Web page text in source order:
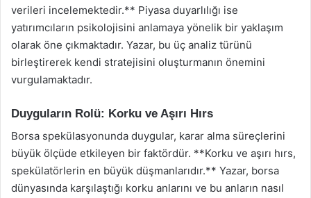
verileri incelemektedir.** Piyasa duyarlılığı ise
yatırımcıların psikolojisini anlamaya yönelik bir yaklaşım
olarak öne çıkmaktadır. Yazar, bu üç analiz türünü
birleştirerek kendi stratejisini oluşturmanın önemini
vurgulamaktadır.
Duyguların Rolü: Korku ve Aşırı Hırs
Borsa spekülasyonunda duygular, karar alma süreçlerini
büyük ölçüde etkileyen bir faktördür. **Korku ve aşırı hırs,
spekülatörlerin en büyük düşmanlarıdır.** Yazar, borsa
dünyasında karşılaştığı korku anlarını ve bu anların nasıl